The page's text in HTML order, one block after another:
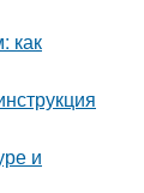
как
и